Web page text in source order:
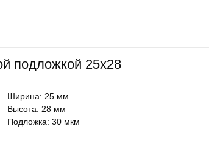
подложкой 25х28
Ширина: 25 мм
Высота: 28 мм
Подложка: 30 мкм